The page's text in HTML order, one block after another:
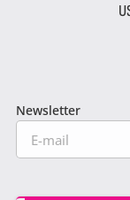
Newsletter